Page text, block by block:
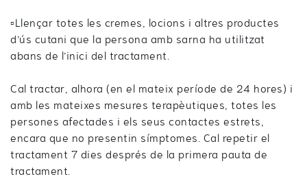
▫️Llençar totes les cremes, locions i altres productes
d’ús cutani que la persona amb sarna ha utilitzat
abans de l’inici del tractament.
Cal tractar, alhora (en el mateix període de 24 hores) i
amb les mateixes mesures terapèutiques, totes les
persones afectades i els seus contactes estrets,
encara que no presentin símptomes. Cal repetir el
tractament 7 dies després de la primera pauta de
tractament.